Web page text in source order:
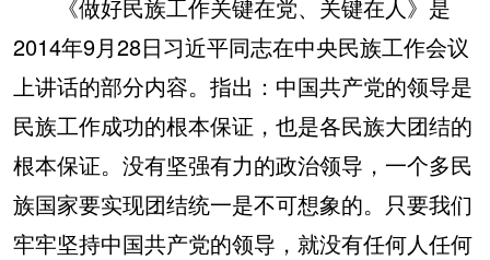
《做好民族工作关键在党、关键在人》是
2014年9月28日习近平同志在中央民族工作会议
上讲话的部分内容。指出：中国共产党的领导是
民族工作成功的根本保证，也是各民族大团结的
根本保证。没有坚强有力的政治领导，一个多民
族国家要实现团结统一是不可想象的。只要我们
牢牢坚持中国共产党的领导，就没有任何人任何